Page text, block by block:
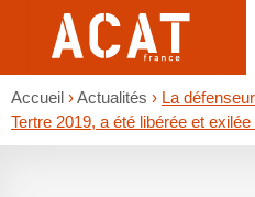
Accueil ›Actualités › La
Tertre 2019, a été libérée et